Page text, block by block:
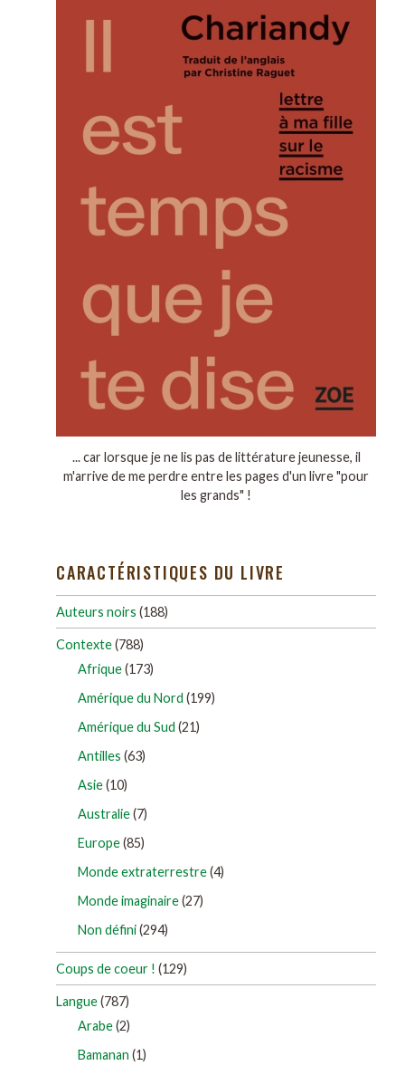
... car lorsque je ne lis pas de littérature jeunesse, il
m'arrive de me perdre entre les pages d'un livre "pour
les grands" !
CARACTÉRISTIQUES DU LIVRE
Auteurs noirs (188)
Contexte(788)
Afrique(173)
Amérique du Nord (199)
Amérique du Sud (21)
Antilles (63)
Asie(10)
Australie(7)
Europe(85)
Monde extraterrestre(4)
Monde imaginaire(27)
Non défini(294)
Coups de coeur ! (129)
Langue(787)
Arabe(2)
Bamanan (1)